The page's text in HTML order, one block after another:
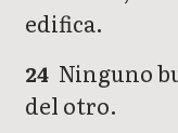
edifica.
24 Ninguno
del otro.